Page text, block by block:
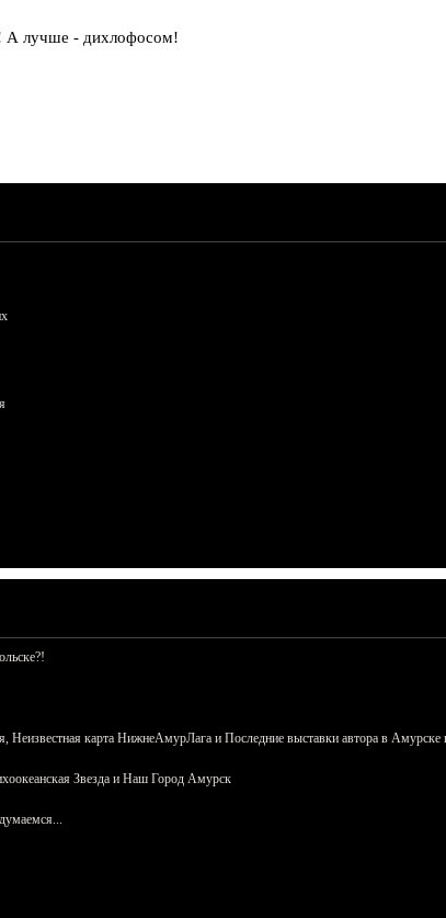
А лучше - дихлофосом!
карта НижнеАмурЛага и Последние выставки автора в Амурске
Звезда и Наш Город Амурск